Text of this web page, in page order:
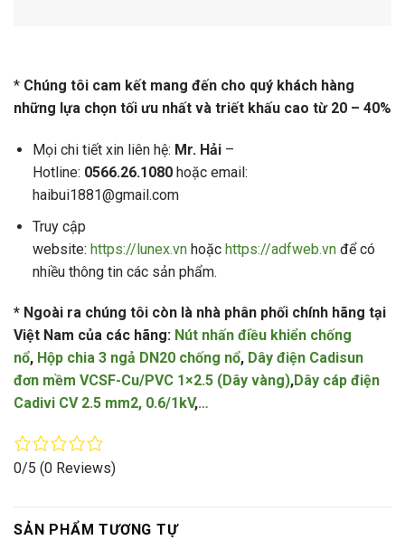
* Chúng tôi cam kết mang đến cho quý khách hàng
những lựa chọn tối ưu nhất và triết khấu cao từ 20 – 40%
Mọi chi tiết xin liên hệ: Mr. Hải–
Hotline: 0566.26.1080hoặc email:
haibui1881@gmail.com
Truy cập
website: https://lunex.vnhoặc https://adfweb.vnđể có
nhiều thông tin các sản phẩm.
* Ngoài ra chúng tôi còn là nhà phân phối chính hãng tại
Việt Nam của các hãng: Nút nhấn điều khiển chống
nổ, Hộp chia 3 ngả DN20 chống nổ, Dây điện Cadisun
đơn mềm VCSF-Cu/PVC 1×2.5 (Dây vàng),Dây cáp điện
Cadivi CV 2.5 mm2, 0.6/1kV,…
0/5 (0 Reviews)
SẢN PHẨM TƯƠNG TỰ